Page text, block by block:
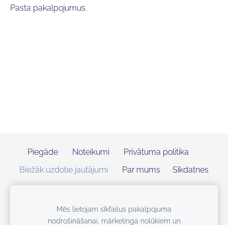
Pasta pakalpojumus.
Piegāde Noteikumi
Privātuma politika
Biežāk uzdotie jautājumi
Par mums Sīkdatnes
Mēs lietojam sīkfailus pakalpojuma
nodrošināšanai, mārketinga nolūkiem un